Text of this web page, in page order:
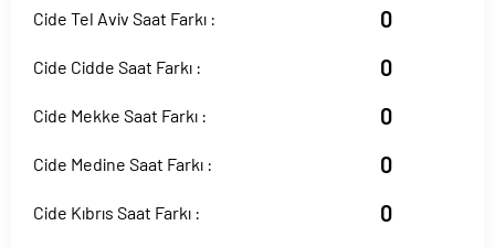
Cide Tel Aviv Saat Farkı : 0
Cide Cidde Saat Farkı : 0
Cide Mekke Saat Farkı : 0
Cide Medine Saat Farkı : 0
Cide Kıbrıs Saat Farkı : 0